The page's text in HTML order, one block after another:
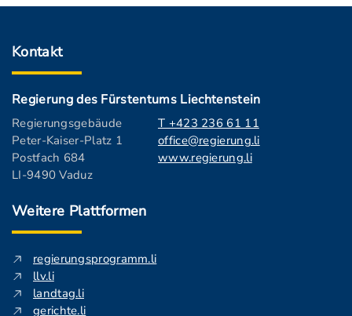
Kontakt
Regierung des Fürstentums Liechtenstein
Regierungsgebäude
Peter-Kaiser-Platz 1
Postfach 684
LI-9490 Vaduz
T +423 236 61 11
office@regierung.li
www.regierung.li
Weitere Plattformen
regierungsprogramm.li
llv.li
landtag.li
gerichte.li